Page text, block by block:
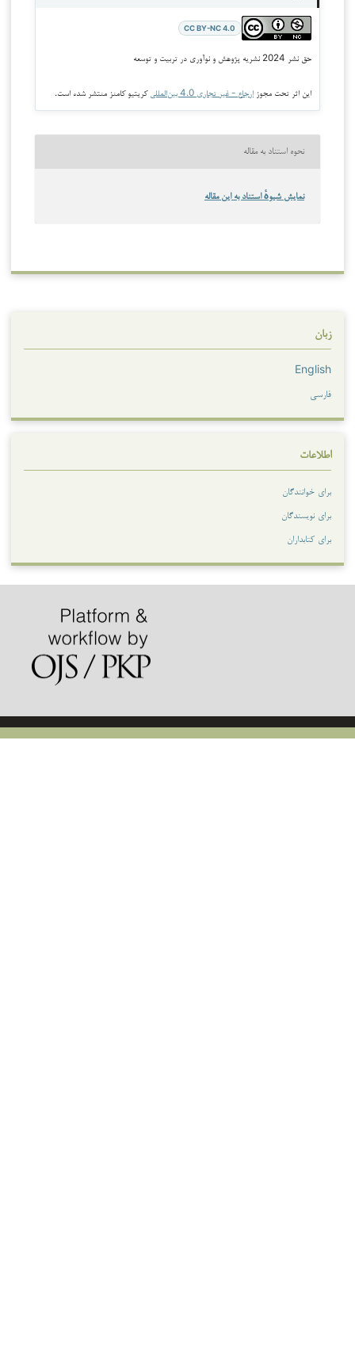
CC BY-NC 4.0
حق نشر 2024 نشریه پژوهش و نوآوری در تربیت و توسعه
این اثر تحت مجوز ارجاع - غیر تجاری 4.0 بین‌المللی کریتیو کامنز منتشر شده است.
نحوه استناد به مقاله
نمایش شیوهٔ استناد به این مقاله
زبان
English
فارسی
اطلاعات
برای خوانندگان
برای نویسندگان
برای کتابداران